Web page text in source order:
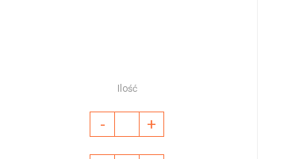
Ilość
- +